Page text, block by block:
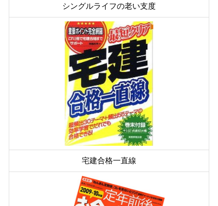
シングルライフの老い支度
宅建合格一直線